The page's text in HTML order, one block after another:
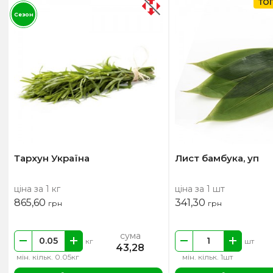
Тархун Україна
ціна за 1 кг
865,60 грн
мін. кільк. 0.05кг
кг сума
43,28
Сезон
Лист бамбука, уп
ціна за 1 шт
341,30 грн
мін. кільк. 1шт
шт